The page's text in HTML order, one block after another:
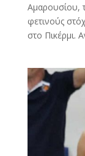
Αμαρουσίου,
φετινούς
στο Πικέρμι.